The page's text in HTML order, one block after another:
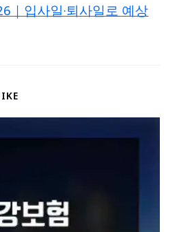
｜입사일·퇴사일로 예상